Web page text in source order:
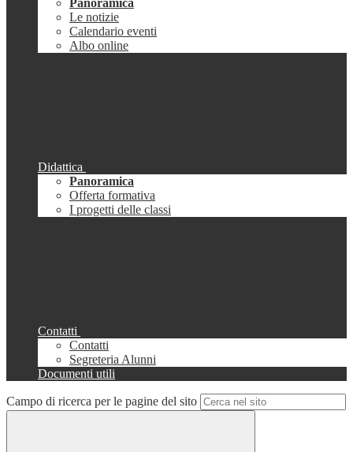
Panoramica
Le notizie
Calendario eventi
Albo online
Didattica
Panoramica
Offerta formativa
I progetti delle classi
Contatti
Contatti
Segreteria Alunni
Documenti utili
Campo di ricerca per le pagine del sito